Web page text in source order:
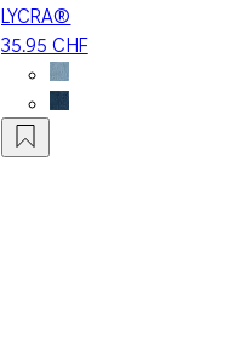
LYCRA®
35.95 CHF